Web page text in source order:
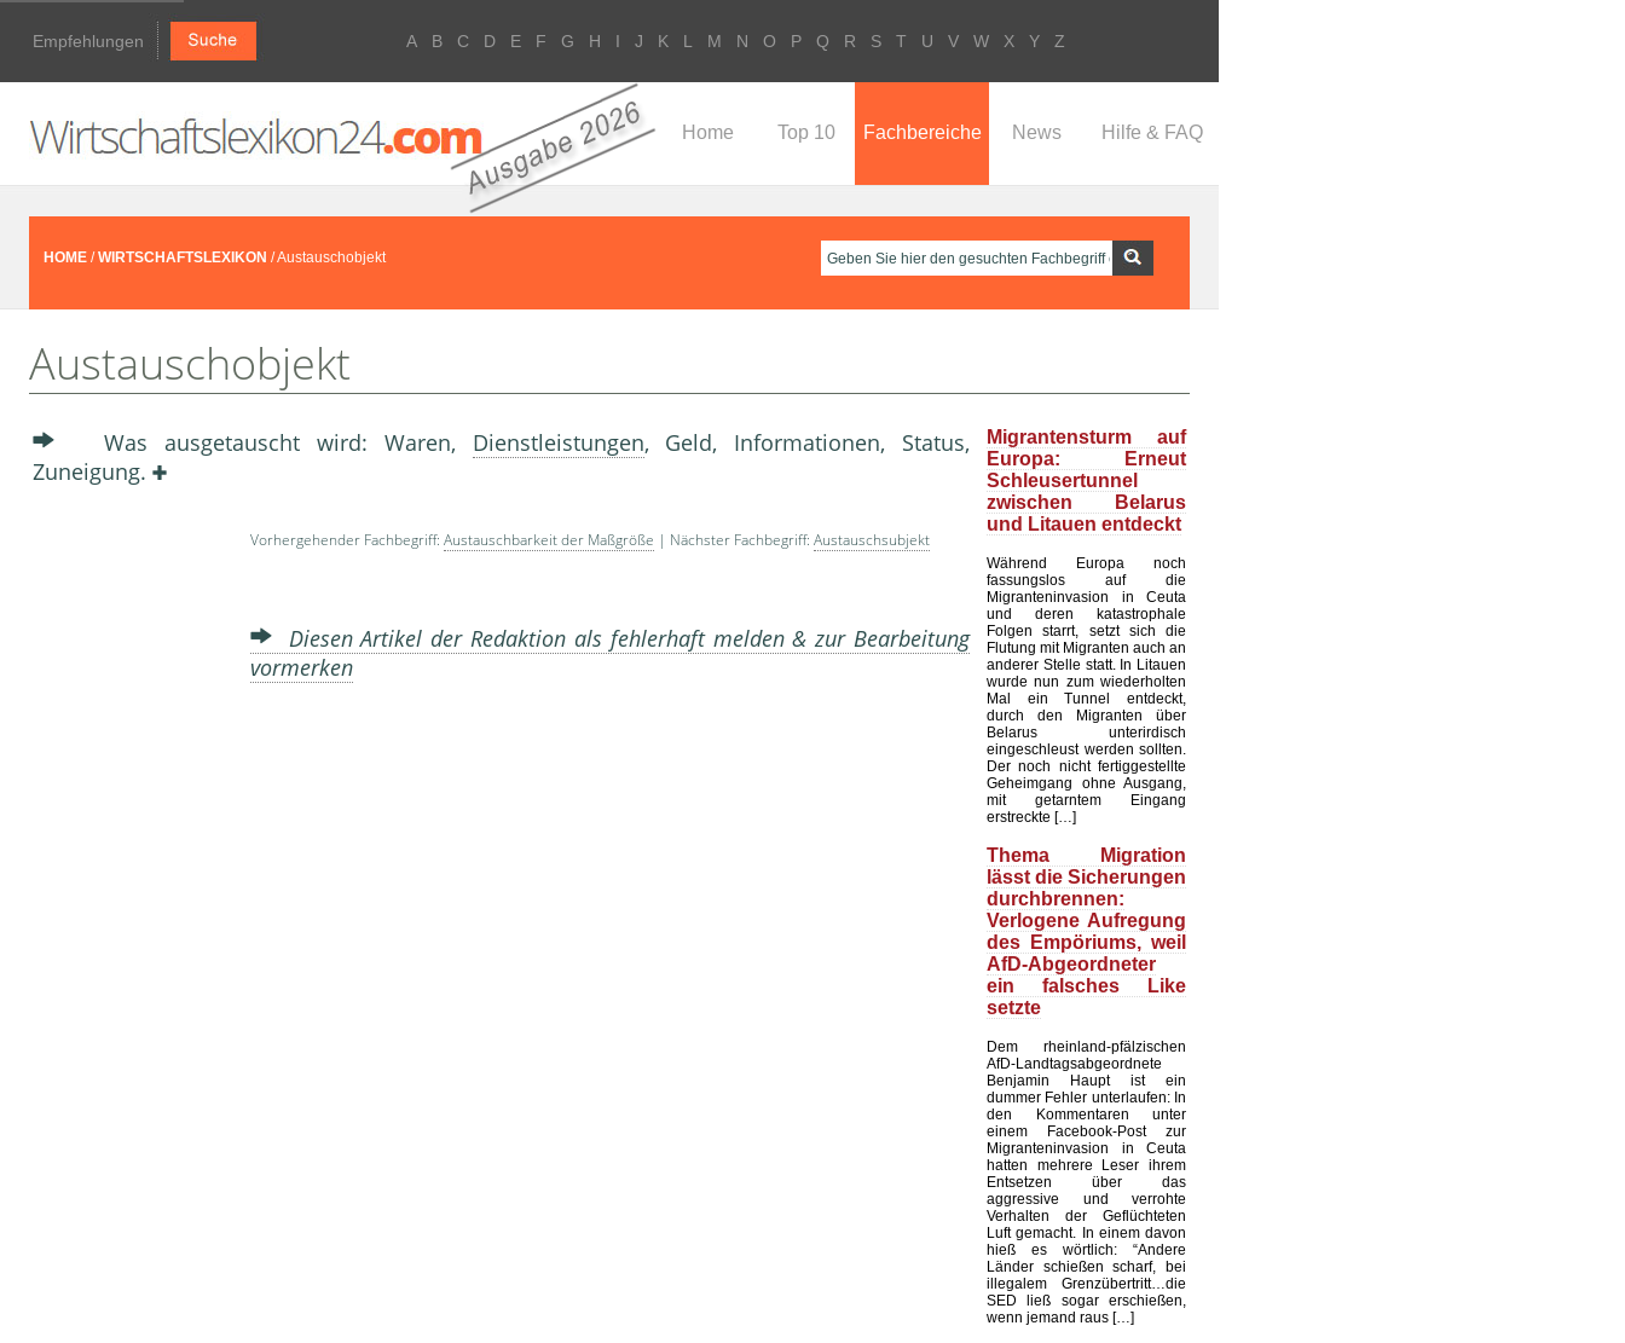
Empfehlungen A B C D E F G H I J K L M N O P Q R S T U V W X Y Z
Home Top 10 Fachbereiche News Hilfe & FAQ
HOME /WIRTSCHAFTSLEXIKON / Austauschobjekt
Austauschobjekt
Was ausgetauscht wird: Waren, Dienstleistungen, Geld, Informationen, Status,
Zuneigung.
Vorhergehender Fachbegriff: Austauschbarkeit der Maßgröße | Nächster Fachbegriff: Austauschsubjekt
Diesen Artikel der Redaktion als fehlerhaft melden & zur Bearbeitung
vormerken
Migrantensturm auf
Europa: Erneut
Schleusertunnel
zwischen Belarus
und Litauen entdeckt
Während Europa noch
fassungslos auf die
Migranteninvasion in Ceuta
und deren katastrophale
Folgen starrt, setzt sich die
Flutung mit Migranten auch an
anderer Stelle statt. In Litauen
wurde nun zum wiederholten
Mal ein Tunnel entdeckt,
durch den Migranten über
Belarus unterirdisch
eingeschleust werden sollten.
Der noch nicht fertiggestellte
Geheimgang ohne Ausgang,
mit getarntem Eingang
erstreckte […]
Thema Migration
lässt die Sicherungen
durchbrennen:
Verlogene Aufregung
des Empöriums, weil
AfD-Abgeordneter
ein falsches Like
setzte
Dem rheinland-pfälzischen
AfD-Landtagsabgeordnete
Benjamin Haupt ist ein
dummer Fehler unterlaufen: In
den Kommentaren unter
einem Facebook-Post zur
Migranteninvasion in Ceuta
hatten mehrere Leser ihrem
Entsetzen über das
aggressive und verrohte
Verhalten der Geflüchteten
Luft gemacht. In einem davon
hieß es wörtlich: “Andere
Länder schießen scharf, bei
illegalem Grenzübertritt…die
SED ließ sogar erschießen,
wenn jemand raus […]